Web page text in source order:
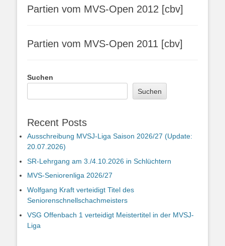
Partien vom MVS-Open 2012 [cbv]
Partien vom MVS-Open 2011 [cbv]
Suchen
Suchen
Recent Posts
Ausschreibung MVSJ-Liga Saison 2026/27 (Update:
20.07.2026)
SR-Lehrgang am 3./4.10.2026 in Schlüchtern
MVS-Seniorenliga 2026/27
Wolfgang Kraft verteidigt Titel des
Seniorenschnellschachmeisters
VSG Offenbach 1 verteidigt Meistertitel in der MVSJ-
Liga